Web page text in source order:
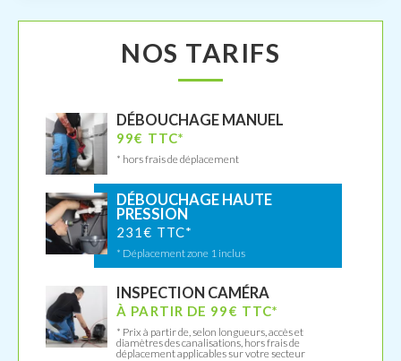
NOS TARIFS
DÉBOUCHAGE MANUEL
99€ TTC*
* hors frais de déplacement
DÉBOUCHAGE HAUTE
PRESSION
231€ TTC*
* Déplacement zone 1 inclus
INSPECTION CAMÉRA
À PARTIR DE 99€ TTC*
* Prix à partir de, selon longueurs, accès et
diamètres des canalisations, hors frais de
déplacement applicables sur votre secteur